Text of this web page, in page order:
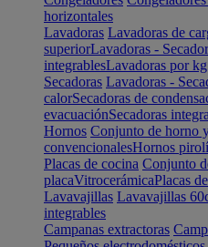
horizontales
Lavadoras Lavadoras de
superiorLavadoras -
integrablesLavadoras por kg
Secadoras Lavadoras -
calorSecadoras de
evacuaciónSecadoras
Hornos Conjunto de horno
convencionalesHornos
Placas de cocina Conjunto
placaVitrocerámicaPlacas
Lavavajillas Lavavajillas
integrables
Campanas extractoras